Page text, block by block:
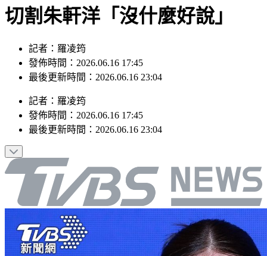
切割朱軒洋「沒什麼好說」
記者：羅凌筠
發佈時間：2026.06.16 17:45
最後更新時間：2026.06.16 23:04
記者 ： 羅凌筠
發佈時間： 2026.06.16 17:45
最後更新時間： 2026.06.16 23:04